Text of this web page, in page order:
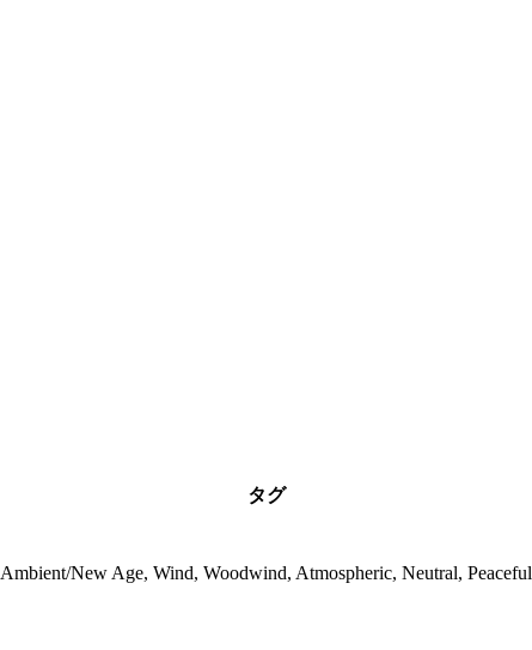
タグ
Ambient/New Age, Wind, Woodwind, Atmospheric, Neutral, Peaceful